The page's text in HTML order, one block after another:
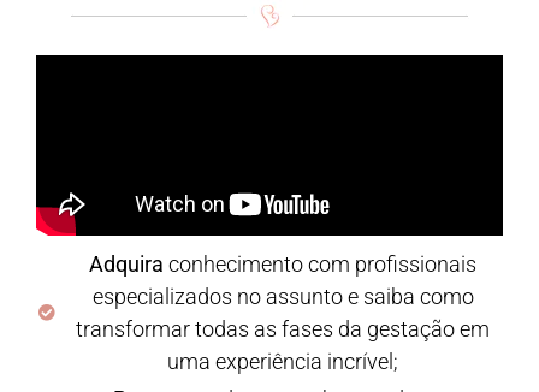
Adquira conhecimento com profissionais
especializados no assunto e saiba como
transformar todas as fases da gestação em
uma experiência incrível;